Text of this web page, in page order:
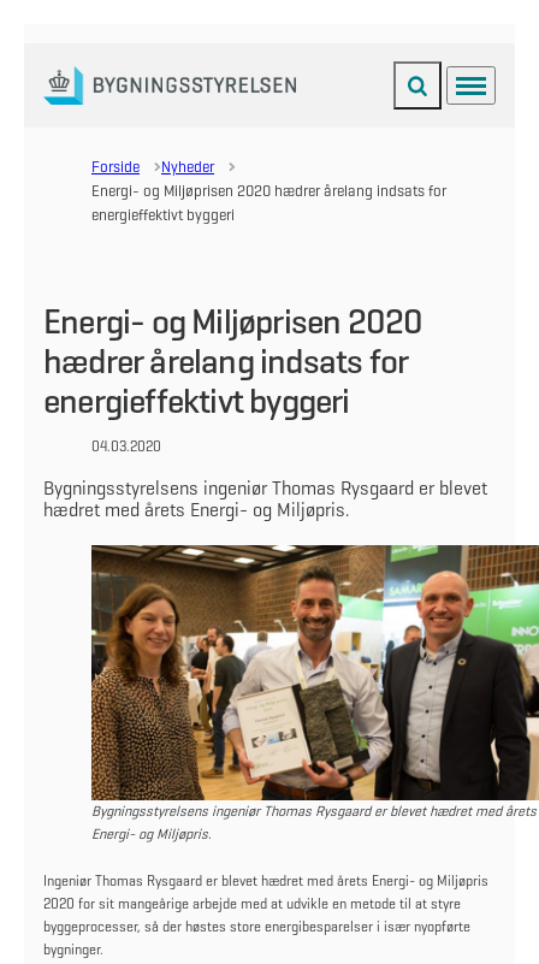
Gå til forsiden Fold søgefelt ud
Menu
Forside
Nyheder
Energi- og Miljøprisen 2020 hædrer årelang indsats for
energieffektivt byggeri
Energi- og Miljøprisen 2020
hædrer årelang indsats for
energieffektivt byggeri
04.03.2020
Bygningsstyrelsens ingeniør Thomas Rysgaard er blevet
hædret med årets Energi- og Miljøpris.
Bygningsstyrelsens ingeniør Thomas Rysgaard er blevet hædret med årets
Energi- og Miljøpris.
Ingeniør Thomas Rysgaard er blevet hædret med årets Energi- og Miljøpris
2020 for sit mangeårige arbejde med at udvikle en metode til at styre
byggeprocesser, så der høstes store energibesparelser i især nyopførte
bygninger.